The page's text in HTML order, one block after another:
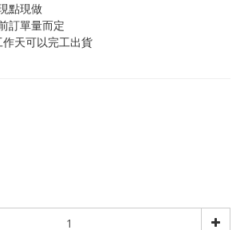
點現做
訂單量而定
天可以完工出貨